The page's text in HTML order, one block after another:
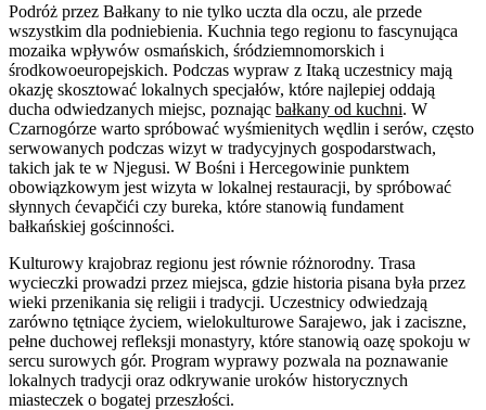
Podróż przez Bałkany to nie tylko uczta dla oczu, ale przede
wszystkim dla podniebienia. Kuchnia tego regionu to fascynująca
mozaika wpływów osmańskich, śródziemnomorskich i
środkowoeuropejskich. Podczas wypraw z Itaką uczestnicy mają
okazję skosztować lokalnych specjałów, które najlepiej oddają
ducha odwiedzanych miejsc, poznając bałkany od kuchni. W
Czarnogórze warto spróbować wyśmienitych wędlin i serów, często
serwowanych podczas wizyt w tradycyjnych gospodarstwach,
takich jak te w Njegusi. W Bośni i Hercegowinie punktem
obowiązkowym jest wizyta w lokalnej restauracji, by spróbować
słynnych ćevapčići czy bureka, które stanowią fundament
bałkańskiej gościnności.
Kulturowy krajobraz regionu jest równie różnorodny. Trasa
wycieczki prowadzi przez miejsca, gdzie historia pisana była przez
wieki przenikania się religii i tradycji. Uczestnicy odwiedzają
zarówno tętniące życiem, wielokulturowe Sarajewo, jak i zaciszne,
pełne duchowej refleksji monastyry, które stanowią oazę spokoju w
sercu surowych gór. Program wyprawy pozwala na poznawanie
lokalnych tradycji oraz odkrywanie uroków historycznych
miasteczek o bogatej przeszłości.